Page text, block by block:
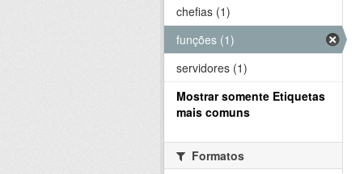
chefias (1)
funções (1)
servidores (1)
Mostrar somente Etiquetas
mais comuns
Formatos